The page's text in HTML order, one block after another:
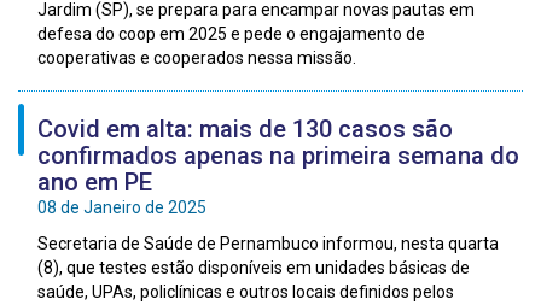
Jardim (SP), se prepara para encampar novas pautas em
defesa do coop em 2025 e pede o engajamento de
cooperativas e cooperados nessa missão.
Covid em alta: mais de 130 casos são
confirmados apenas na primeira semana do
ano em PE
08 de Janeiro de 2025
Secretaria de Saúde de Pernambuco informou, nesta quarta
(8), que testes estão disponíveis em unidades básicas de
saúde, UPAs, policlínicas e outros locais definidos pelos